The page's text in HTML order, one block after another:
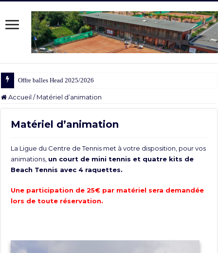
Offre balles Head 2025/2026
Accueil / Matériel d’animation
Matériel d’animation
La Ligue du Centre de Tennis met à votre disposition, pour vos
animations, un court de mini tennis et quatre kits de
Beach Tennis avec 4 raquettes.
Une participation de 25€ par matériel sera demandée
lors de toute réservation.